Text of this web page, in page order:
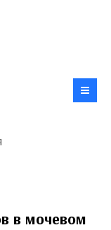
в мочевом